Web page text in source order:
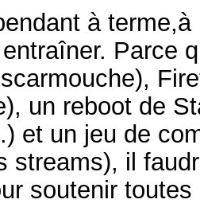
à
Parce
un reboot de
et un jeu de
streams), il
soutenir